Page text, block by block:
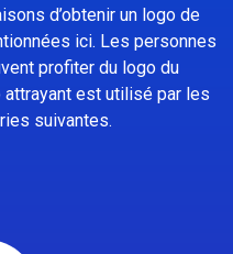
d’obtenir un logo de
ici. Les personnes
profiter du logo du
attrayant est utilisé par les
suivantes.